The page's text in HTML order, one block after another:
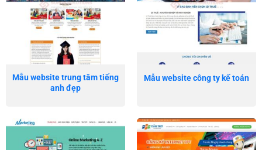
Mẫu website trung tâm tiếng
anh đẹp
Mẫu website công ty kế toán